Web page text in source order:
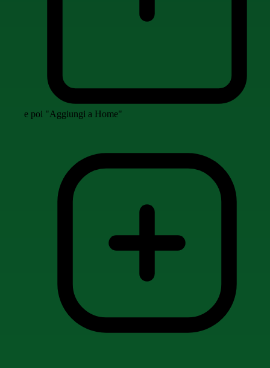
e poi "Aggiungi a Home"